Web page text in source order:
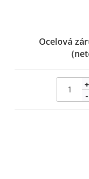
Ocelová
-
+